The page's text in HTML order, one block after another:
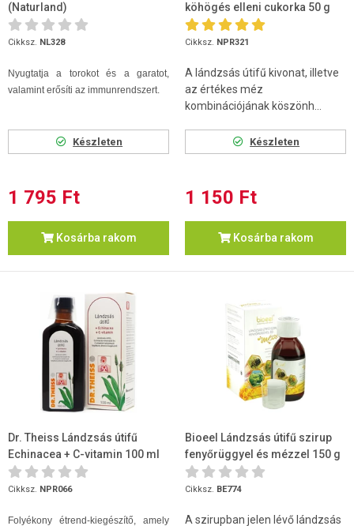
(Naturland)
Cikksz. NL328
Nyugtatja a torokot és a garatot,
valamint erősíti az immunrendszert.
Készleten
1 795 Ft
Kosárba rakom
köhögés elleni cukorka 50 g
Cikksz. NPR321
A lándzsás útifű kivonat, illetve
az értékes méz
kombinációjának köszönh...
Készleten
1 150 Ft
Kosárba rakom
Dr. Theiss Lándzsás útifű
Echinacea + C-vitamin 100 ml
Cikksz. NPR066
Folyékony étrend-kiegészítő, amely
Bioeel Lándzsás útifű szirup
fenyőrüggyel és mézzel 150 g
Cikksz. BE774
A szirupban jelen lévő lándzsás